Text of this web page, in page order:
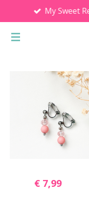
direct
naar
My Sweet
€ 7,99